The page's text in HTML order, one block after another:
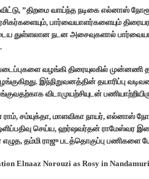
”திறமை வாய்ந்த நடிகை எல்னாஸ்
பார்வையாளர்களையும்
துள்ளலான நடன அசைவுகளால்
படைப்புகளை வழங்கி திரையுலகில் முன்னணி
இந்நிறுவனத்தின் தயாரிப்பு
விடாமுயற்சியுடன்
சம்யுக்தா, மாளவிகா நாயர், எல்னாஸ்
செய்ய, ஹர்ஷவர்தன் ராமேஸ்வர
எழுத, தம்மி ராஜு படத்தொகுப்பு பணிகளை
Elnaaz Norouzi as Rosy in